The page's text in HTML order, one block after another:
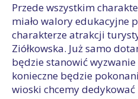
Przede wszystkim
miało walory edukacyjne
charakterze atrakcji
Ziółkowska. Już samo
będzie stanowić
konieczne będzie
wioski chcemy